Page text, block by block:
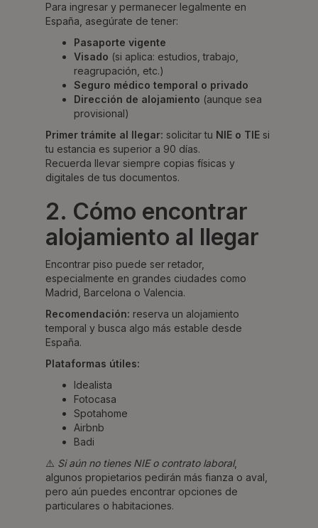
Para ingresar y permanecer legalmente en
España, asegúrate de tener:
Pasaporte vigente
Visado (si aplica: estudios, trabajo,
reagrupación, etc.)
Seguro médico temporal o privado
Dirección de alojamiento (aunque sea
provisional)
Primer trámite al llegar: solicitar tu NIE o TIE si
tu estancia es superior a 90 días.
Recuerda llevar siempre copias físicas y
digitales de tus documentos.
2. Cómo encontrar
alojamiento al llegar
Encontrar piso puede ser retador,
especialmente en grandes ciudades como
Madrid, Barcelona o Valencia.
Recomendación: reserva un alojamiento
temporal y busca algo más estable desde
España.
Plataformas útiles:
Idealista
Fotocasa
Spotahome
Airbnb
Badi
⚠️ Si aún no tienes NIE o contrato laboral,
algunos propietarios pedirán más fianza o aval,
pero aún puedes encontrar opciones de
particulares o habitaciones.